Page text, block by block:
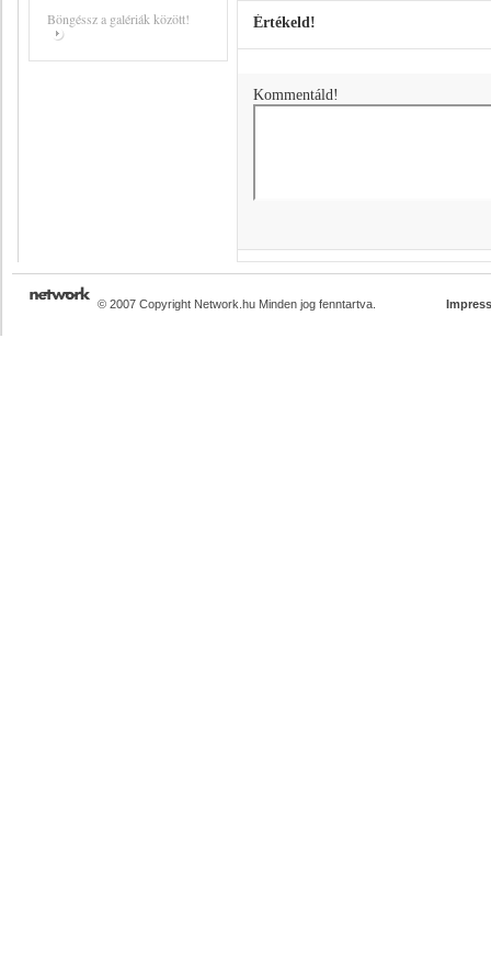
Böngéssz a galériák között!
Értékeld!
Kommentáld!
© 2007 Copyright Network.hu Minden jog fenntartva.